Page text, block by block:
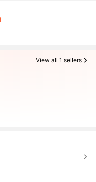
View all 1 sellers